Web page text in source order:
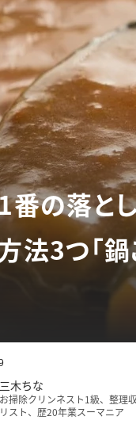
の落と
法3つ「
三木ちな
お掃除クリンネスト1級、整理
リスト、歴20年業スーマニア